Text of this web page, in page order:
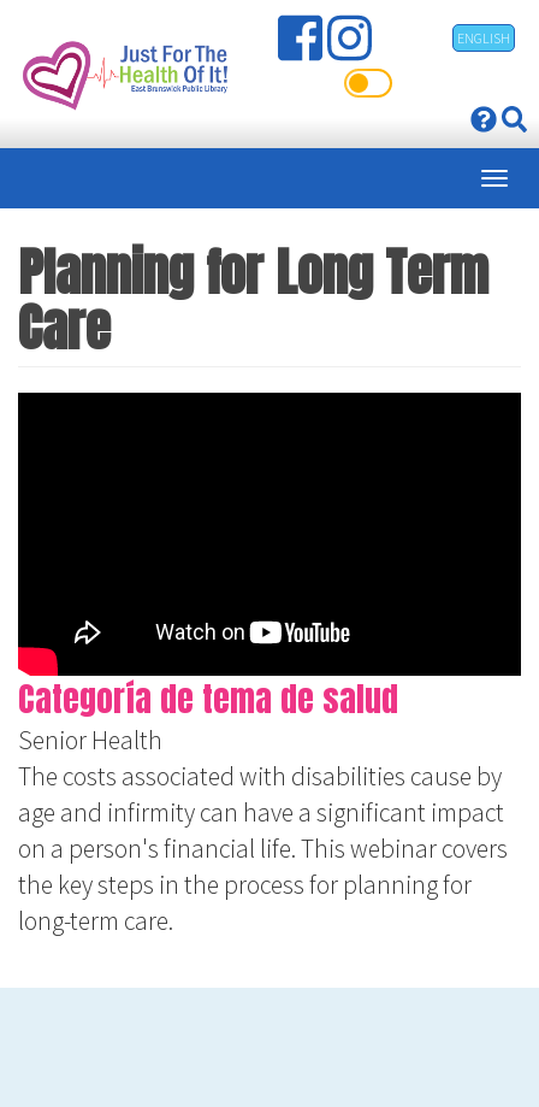
contenido
ENGLISH
Planning for Long Term
Care
Categoría de tema de salud
Senior Health
The costs associated with disabilities cause by
age and infirmity can have a significant impact
on a person's financial life. This webinar covers
the key steps in the process for planning for
long-term care.